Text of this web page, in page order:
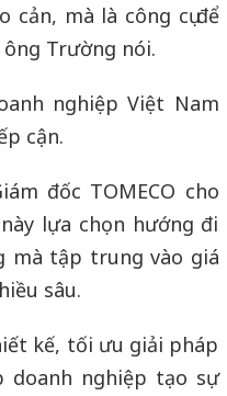
cản, mà là công cụ để
Trường nói.
nghiệp Việt Nam
cận.
đốc TOMECO cho
lựa chọn hướng đi
mà tập trung vào giá
sâu.
kế, tối ưu giải pháp
doanh nghiệp tạo sự